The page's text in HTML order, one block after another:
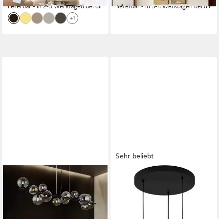
lieferbar - in 2-3 Werktagen bei dir
+1
lieferbar - in 3-4 Werktagen bei dir
GLOBO LIGHTING
LED Pendelleuchte,
Leuchtmittel inklusive,
Sehr beliebt
Pendelleuchte ARISCANI,
ohne Leuchtmittel, Lampe für